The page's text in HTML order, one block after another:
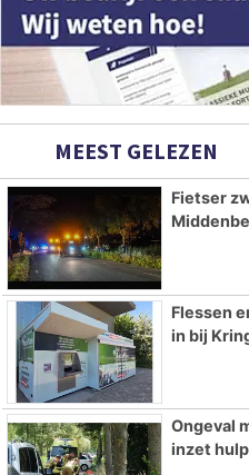
MEEST GELEZEN
Fietser
Flessen
in bij
Ongeval
inzet